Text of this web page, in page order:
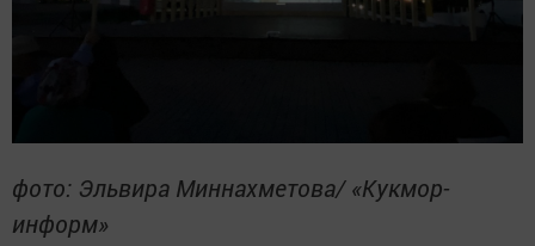
фото: Эльвира Миннахметова/ «Кукмор-
информ»